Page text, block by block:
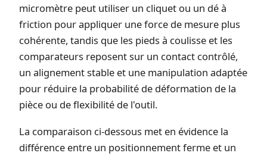
micromètre peut utiliser un cliquet ou un dé à
friction pour appliquer une force de mesure plus
cohérente, tandis que les pieds à coulisse et les
comparateurs reposent sur un contact contrôlé,
un alignement stable et une manipulation adaptée
pour réduire la probabilité de déformation de la
pièce ou de flexibilité de l'outil.
La comparaison ci-dessous met en évidence la
différence entre un positionnement ferme et un